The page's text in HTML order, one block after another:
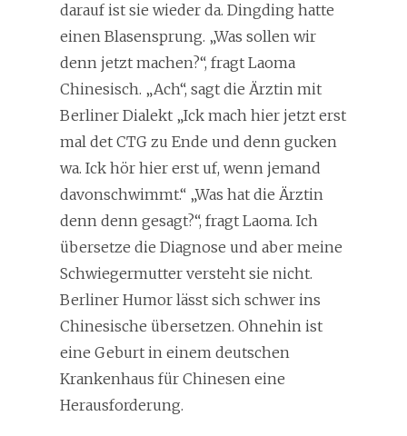
darauf ist sie wieder da. Dingding hatte
einen Blasensprung. „Was sollen wir
denn jetzt machen?“, fragt Laoma
Chinesisch. „Ach“, sagt die Ärztin mit
Berliner Dialekt „Ick mach hier jetzt erst
mal det CTG zu Ende und denn gucken
wa. Ick hör hier erst uf, wenn jemand
davonschwimmt.“ „Was hat die Ärztin
denn denn gesagt?“, fragt Laoma. Ich
übersetze die Diagnose und aber meine
Schwiegermutter versteht sie nicht.
Berliner Humor lässt sich schwer ins
Chinesische übersetzen. Ohnehin ist
eine Geburt in einem deutschen
Krankenhaus für Chinesen eine
Herausforderung.